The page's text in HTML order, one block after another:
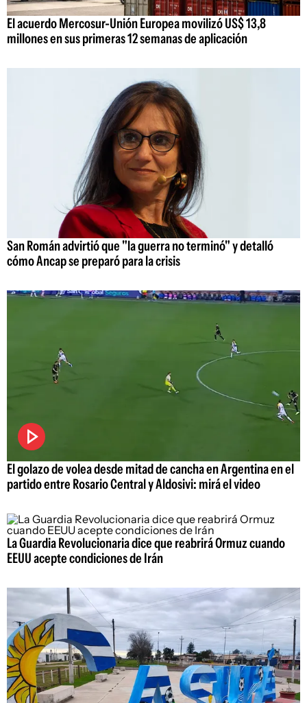
El acuerdo Mercosur-Unión Europea movilizó US$ 13,8
millones en sus primeras 12 semanas de aplicación
San Román advirtió que "la guerra no terminó" y detalló
cómo Ancap se preparó para la crisis
El golazo de volea desde mitad de cancha en Argentina en el
partido entre Rosario Central y Aldosivi: mirá el video
La Guardia Revolucionaria dice que reabrirá Ormuz cuando
EEUU acepte condiciones de Irán